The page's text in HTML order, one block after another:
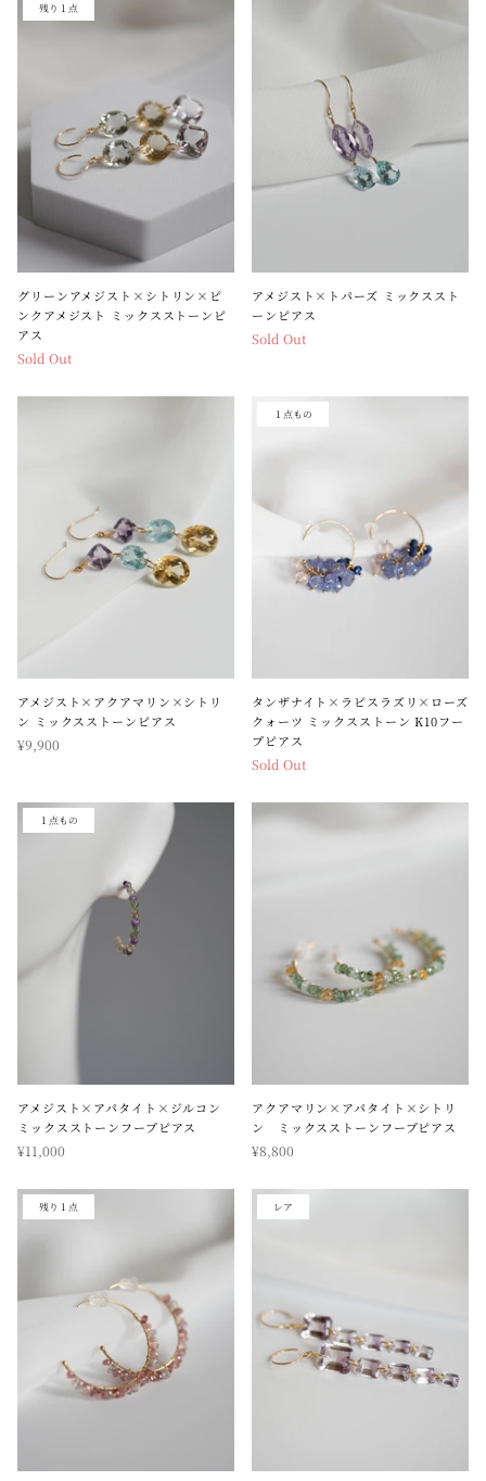
残り１点
グリーンアメジスト×シトリン×ピ
ンクアメジスト ミックスストーンピ
アス
Sold Out
アメジスト×トパーズ ミックススト
ーンピアス
Sold Out
アメジスト×アクアマリン×シトリ
ン ミックスストーンピアス
¥9,900
１点もの
タンザナイト×ラピスラズリ×ローズ
クォーツ ミックスストーン K10フー
プピアス
Sold Out
１点もの
アメジスト×アパタイト×ジルコン
ミックスストーンフープピアス
¥11,000
アクアマリン×アパタイト×シトリ
ン ミックスストーンフープピアス
¥8,800
残り１点 レア